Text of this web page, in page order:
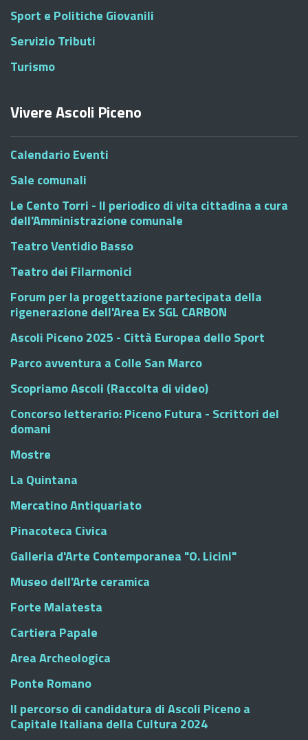
Sport e Politiche Giovanili
Servizio Tributi
Turismo
Vivere Ascoli Piceno
Calendario Eventi
Sale comunali
Le Cento Torri - Il periodico di vita cittadina a cura
dell'Amministrazione comunale
Teatro Ventidio Basso
Teatro dei Filarmonici
Forum per la progettazione partecipata della
rigenerazione dell'Area Ex SGL CARBON
Ascoli Piceno 2025 - Città Europea dello Sport
Parco avventura a Colle San Marco
Scopriamo Ascoli (Raccolta di video)
Concorso letterario: Piceno Futura - Scrittori del
domani
Mostre
La Quintana
Mercatino Antiquariato
Pinacoteca Civica
Galleria d'Arte Contemporanea "O. Licini"
Museo dell'Arte ceramica
Forte Malatesta
Cartiera Papale
Area Archeologica
Ponte Romano
Il percorso di candidatura di Ascoli Piceno a
Capitale Italiana della Cultura 2024